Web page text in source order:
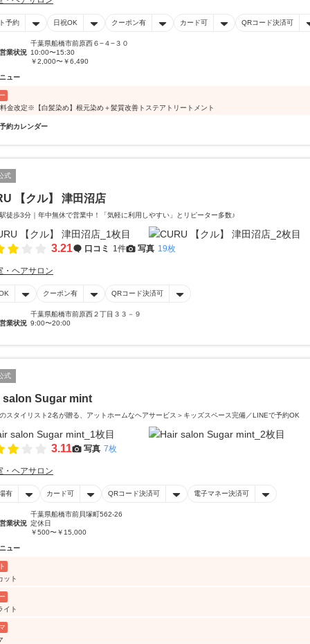
予約 日祝OK クーポン有 カード可 QRコード決済可
千葉県船橋市前原西６−４−３０
業状況 10:00〜15:30
￥2,000〜￥6,490
ュー
金改定※【白髪染め】根元染め＋髪質改善トステアトリートメント
約カレンダー
式
【クル】 津田沼店
徒歩3分｜年中無休で営業中！「気軽に利用しやすい」とリピーター多数♪
3.21 口コミ 1件 写真 19枚
・ヘアサロン
クーポン有 QRコード決済可
千葉県船橋市前原西２丁目３３－９
業状況 9:00〜20:00
式
salon Sugar mint
スタイリスト2名が贈る、アットホームなヘアサービス＞キッズスペース完備／LINEで予約OK
3.11 写真 7枚
・ヘアサロン
有 カード可 QRコード決済可 電子マネー決済可
千葉県船橋市前貝塚町562-26
業状況 定休日
￥500〜￥15,000
ュー
ット
イト